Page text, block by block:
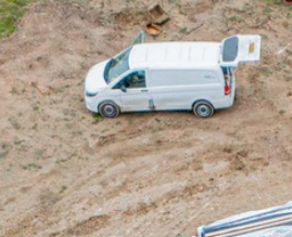
Forside Ydelser